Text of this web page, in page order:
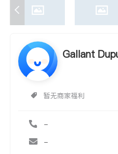
Gallant
暂无商家福利
-
-